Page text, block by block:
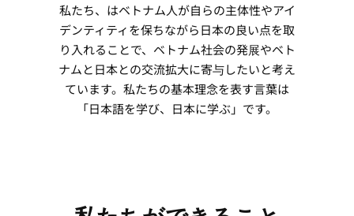
私たち、はベトナム人が自らの主体性やアイ
デンティティを保ちながら日本の良い点を取
り入れることで、ベトナム社会の発展やベト
ナムと日本との交流拡大に寄与したいと考え
ています。私たちの基本理念を表す言葉は
「日本語を学び、日本に学ぶ」です。